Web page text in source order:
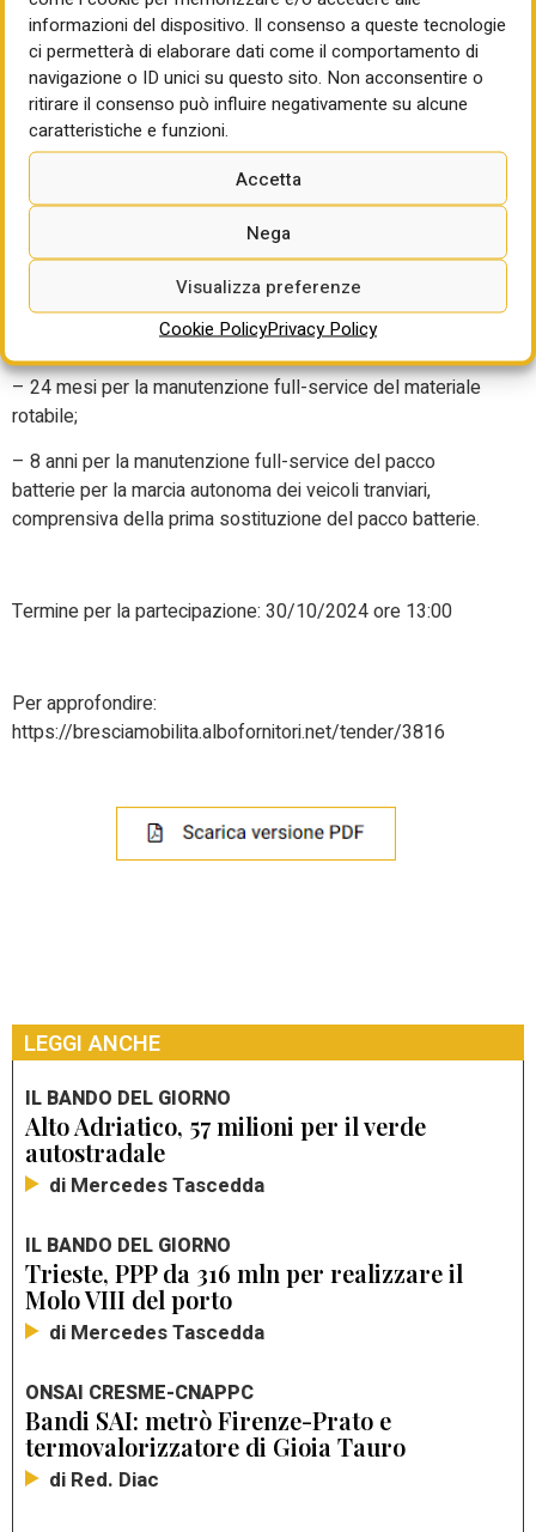
informazioni del dispositivo. Il consenso a queste tecnologie
ci permetterà di elaborare dati come il comportamento di
navigazione o ID unici su questo sito. Non acconsentire o
ritirare il consenso può influire negativamente su alcune
caratteristiche e funzioni.
Accetta
Nega
Visualizza preferenze
Cookie PolicyPrivacy Policy
e adeguatezza del concorrente (esperienze pregresse
relative a servizi di progettazione esecutiva, lavori eseguiti
e fornitura di veicoli tranviari; possesso di un sistema di
gestione per la sicurezza nei luoghi di lavoro; possesso di
un sistema di responsabilità sociale ed etica)
Riguardo ai tempi di esecuzione sono previsti:
– 240 giorni per la progettazione;
– 1.883 giorni per l’esecuzione dei lavori e della fornitura,
comprensiva della messa in esercizio del sistema;
– 24 mesi per la manutenzione full-service del materiale
rotabile;
– 8 anni per la manutenzione full-service del pacco
batterie per la marcia autonoma dei veicoli tranviari,
comprensiva della prima sostituzione del pacco batterie.
Termine per la partecipazione: 30/10/2024 ore 13:00
Per approfondire:
https://bresciamobilita.albofornitori.net/tender/3816
LEGGI ANCHE
IL BANDO DEL GIORNO
Alto Adriatico, 57 milioni per il verde
autostradale
di Mercedes Tascedda
IL BANDO DEL GIORNO
Trieste, PPP da 316 mln per realizzare il
Molo VIII del porto
di Mercedes Tascedda
ONSAI CRESME-CNAPPC
Bandi SAI: metrò Firenze-Prato e
termovalorizzatore di Gioia Tauro
di Red. Diac